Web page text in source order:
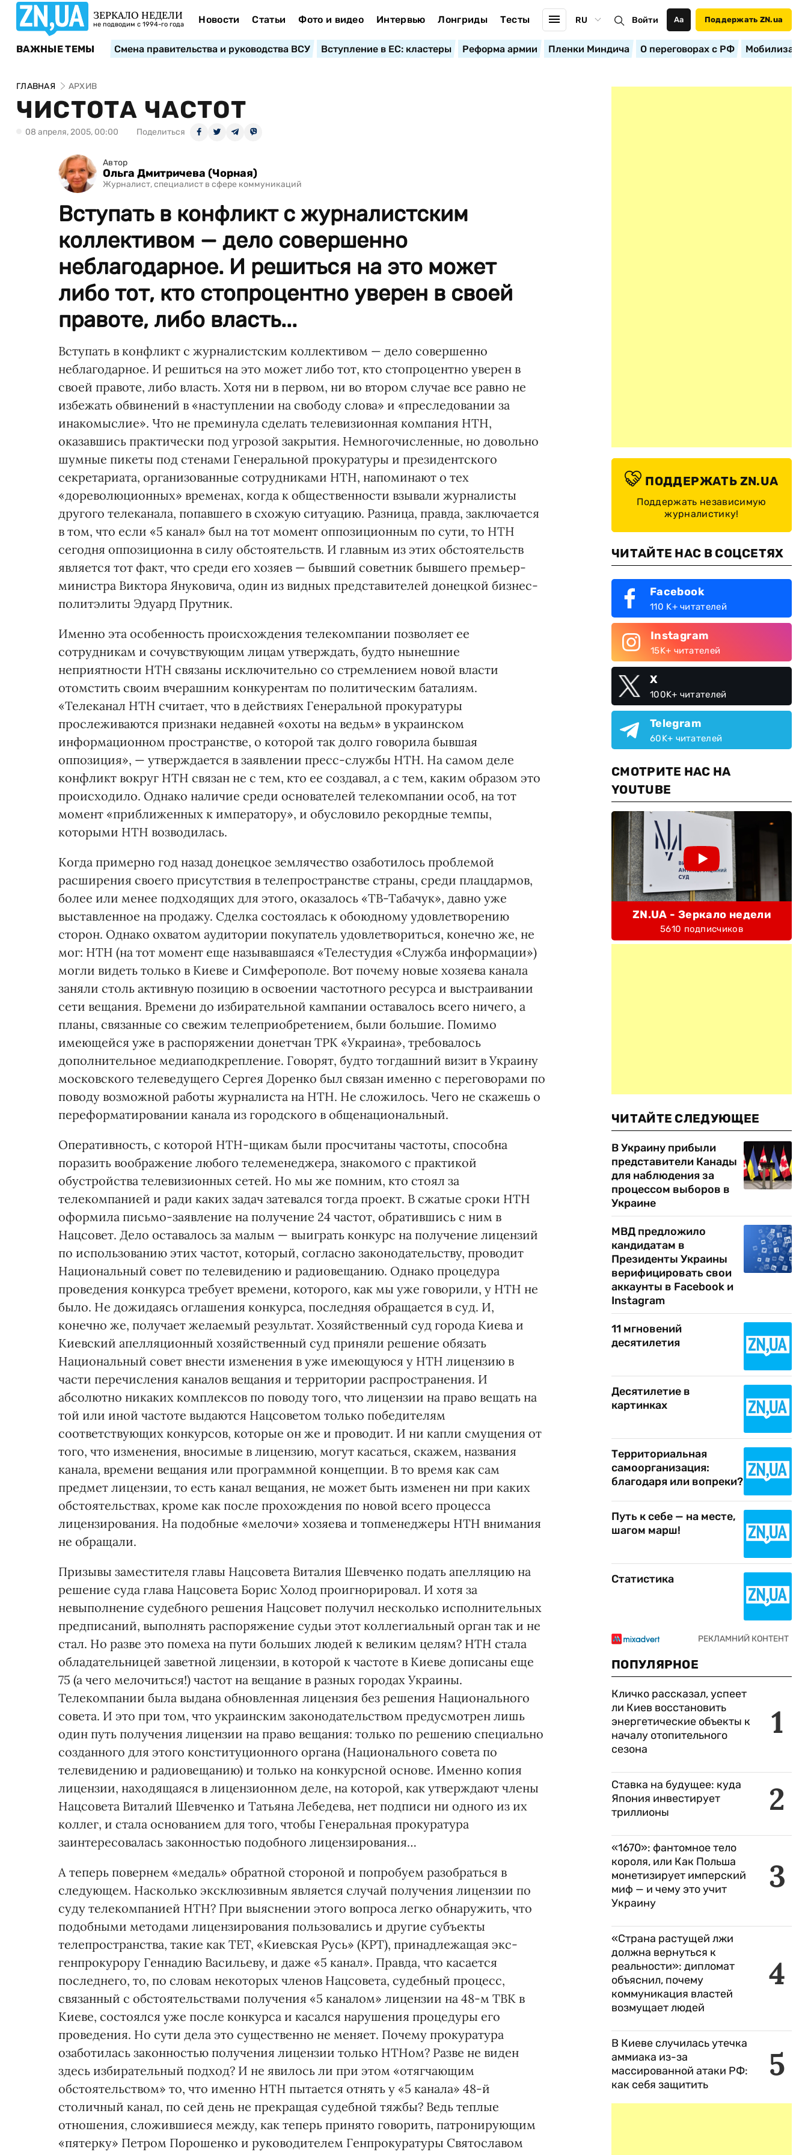
ЗЕРКАЛО НЕДЕЛИ
не подводим с 1994-го года Новости Статьи Фото и видео Интервью Лонгриды Тесты RU Войти Аа Поддержать ZN.ua
ВАЖНЫЕ ТЕМЫ Смена правительства и руководства ВСУ Вступление в ЕС: кластеры Реформа армии Пленки Миндича О переговорах с РФ
ГЛАВНАЯ АРХИВ
ЧИСТОТА ЧАСТОТ
08 апреля, 2005, 00:00 Поделиться
Автор
Ольга Дмитричева (Чорная)
Журналист, специалист в сфере коммуникаций
Вступать в конфликт с журналистским
коллективом — дело совершенно
неблагодарное. И решиться на это может
либо тот, кто стопроцентно уверен в своей
правоте, либо власть...
Вступать в конфликт с журналистским коллективом — дело совершенно
неблагодарное. И решиться на это может либо тот, кто стопроцентно уверен в
своей правоте, либо власть. Хотя ни в первом, ни во втором случае все равно не
избежать обвинений в «наступлении на свободу слова» и «преследовании за
инакомыслие». Что не преминула сделать телевизионная компания НТН,
оказавшись практически под угрозой закрытия. Немногочисленные, но довольно
шумные пикеты под стенами Генеральной прокуратуры и президентского
секретариата, организованные сотрудниками НТН, напоминают о тех
«дореволюционных» временах, когда к общественности взывали журналисты
другого телеканала, попавшего в схожую ситуацию. Разница, правда, заключается
в том, что если «5 канал» был на тот момент оппозиционным по сути, то НТН
сегодня оппозиционна в силу обстоятельств. И главным из этих обстоятельств
является тот факт, что среди его хозяев — бывший советник бывшего премьер-
министра Виктора Януковича, один из видных представителей донецкой бизнес-
политэлиты Эдуард Прутник.
Именно эта особенность происхождения телекомпании позволяет ее
сотрудникам и сочувствующим лицам утверждать, будто нынешние
неприятности НТН связаны исключительно со стремлением новой власти
отомстить своим вчерашним конкурентам по политическим баталиям.
«Телеканал НТН считает, что в действиях Генеральной прокуратуры
прослеживаются признаки недавней «охоты на ведьм» в украинском
информационном пространстве, о которой так долго говорила бывшая
оппозиция», — утверждается в заявлении пресс-службы НТН. На самом деле
конфликт вокруг НТН связан не с тем, кто ее создавал, а с тем, каким образом это
происходило. Однако наличие среди основателей телекомпании особ, на тот
момент «приближенных к императору», и обусловило рекордные темпы,
которыми НТН возводилась.
Когда примерно год назад донецкое землячество озаботилось проблемой
расширения своего присутствия в телепространстве страны, среди плацдармов,
более или менее подходящих для этого, оказалось «ТВ-Табачук», давно уже
выставленное на продажу. Сделка состоялась к обоюдному удовлетворению
сторон. Однако охватом аудитории покупатель удовлетвориться, конечно же, не
мог: НТН (на тот момент еще называвшаяся «Телестудия «Служба информации»)
могли видеть только в Киеве и Симферополе. Вот почему новые хозяева канала
заняли столь активную позицию в освоении частотного ресурса и выстраивании
сети вещания. Времени до избирательной кампании оставалось всего ничего, а
планы, связанные со свежим телеприобретением, были большие. Помимо
имеющейся уже в распоряжении донетчан ТРК «Украина», требовалось
дополнительное медиаподкрепление. Говорят, будто тогдашний визит в Украину
московского телеведущего Сергея Доренко был связан именно с переговорами по
поводу возможной работы журналиста на НТН. Не сложилось. Чего не скажешь о
переформатировании канала из городского в общенациональный.
Оперативность, с которой НТН-щикам были просчитаны частоты, способна
поразить воображение любого телеменеджера, знакомого с практикой
обустройства телевизионных сетей. Но мы же помним, кто стоял за
телекомпанией и ради каких задач затевался тогда проект. В сжатые сроки НТН
оформила письмо-заявление на получение 24 частот, обратившись с ним в
Нацсовет. Дело оставалось за малым — выиграть конкурс на получение лицензий
по использованию этих частот, который, согласно законодательству, проводит
Национальный совет по телевидению и радиовещанию. Однако процедура
проведения конкурса требует времени, которого, как мы уже говорили, у НТН не
было. Не дожидаясь оглашения конкурса, последняя обращается в суд. И,
конечно же, получает желаемый результат. Хозяйственный суд города Киева и
Киевский апелляционный хозяйственный суд приняли решение обязать
Национальный совет внести изменения в уже имеющуюся у НТН лицензию в
части перечисления каналов вещания и территории распространения. И
абсолютно никаких комплексов по поводу того, что лицензии на право вещать на
той или иной частоте выдаются Нацсоветом только победителям
соответствующих конкурсов, которые он же и проводит. И ни капли смущения от
того, что изменения, вносимые в лицензию, могут касаться, скажем, названия
канала, времени вещания или программной концепции. В то время как сам
предмет лицензии, то есть канал вещания, не может быть изменен ни при каких
обстоятельствах, кроме как после прохождения по новой всего процесса
лицензирования. На подобные «мелочи» хозяева и топменеджеры НТН внимания
не обращали.
Призывы заместителя главы Нацсовета Виталия Шевченко подать апелляцию на
решение суда глава Нацсовета Борис Холод проигнорировал. И хотя за
невыполнение судебного решения Нацсовет получил несколько исполнительных
предписаний, выполнять распоряжение судьи этот коллегиальный орган так и не
стал. Но разве это помеха на пути больших людей к великим целям? НТН стала
обладательницей заветной лицензии, в которой к частоте в Киеве дописаны еще
75 (а чего мелочиться!) частот на вещание в разных городах Украины.
Телекомпании была выдана обновленная лицензия без решения Национального
совета. И это при том, что украинским законодательством предусмотрен лишь
один путь получения лицензии на право вещания: только по решению специально
созданного для этого конституционного органа (Национального совета по
телевидению и радиовещанию) и только на конкурсной основе. Именно копия
лицензии, находящаяся в лицензионном деле, на которой, как утверждают члены
Нацсовета Виталий Шевченко и Татьяна Лебедева, нет подписи ни одного из их
коллег, и стала основанием для того, чтобы Генеральная прокуратура
заинтересовалась законностью подобного лицензирования…
А теперь повернем «медаль» обратной стороной и попробуем разобраться в
следующем. Насколько эксклюзивным является случай получения лицензии по
суду телекомпанией НТН? При выяснении этого вопроса легко обнаружить, что
подобными методами лицензирования пользовались и другие субъекты
телепространства, такие как ТЕТ, «Киевская Русь» (КРТ), принадлежащая экс-
генпрокурору Геннадию Васильеву, и даже «5 канал». Правда, что касается
последнего, то, по словам некоторых членов Нацсовета, судебный процесс,
связанный с обстоятельствами получения «5 каналом» лицензии на 48-м ТВК в
Киеве, состоялся уже после конкурса и касался нарушения процедуры его
проведения. Но сути дела это существенно не меняет. Почему прокуратура
озаботилась законностью получения лицензии только НТНом? Разве не виден
здесь избирательный подход? И не явилось ли при этом «отягчающим
обстоятельством» то, что именно НТН пытается отнять у «5 канала» 48-й
столичный канал, по сей день не прекращая судебной тяжбы? Ведь теплые
отношения, сложившиеся между, как теперь принято говорить, патронирующим
«пятерку» Петром Порошенко и руководителем Генпрокуратуры Святославом
ПОДДЕРЖАТЬ ZN.UA
Поддержать независимую
журналистику!
ЧИТАЙТЕ НАС В СОЦСЕТЯХ
Facebook
110 K+ читателей
Instagram
15K+ читателей
X
100K+ читателей
Telegram
60K+ читателей
СМОТРИТЕ НАС НА
YOUTUBE
ZN.UA - Зеркало недели
5610 подписчиков
ЧИТАЙТЕ СЛЕДУЮЩЕЕ
В Украину прибыли
представители Канады
для наблюдения за
процессом выборов в
Украине
МВД предложило
кандидатам в
Президенты Украины
верифицировать свои
аккаунты в Facebook и
Instagram
11 мгновений
десятилетия
Десятилетие в
картинках
Территориальная
самоорганизация:
благодаря или вопреки?
Путь к себе — на месте,
шагом марш!
Статистика
ПОПУЛЯРНОЕ
1
Кличко рассказал, успеет
ли Киев восстановить
энергетические объекты к
началу отопительного
сезона
2
Ставка на будущее: куда
Япония инвестирует
триллионы
3
«1670»: фантомное тело
короля, или Как Польша
монетизирует имперский
миф — и чему это учит
Украину
4
«Страна растущей лжи
должна вернуться к
реальности»: дипломат
объяснил, почему
коммуникация властей
возмущает людей
5
В Киеве случилась утечка
аммиака из-за
массированной атаки РФ:
как себя защитить